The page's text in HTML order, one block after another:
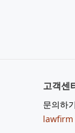
고객센
문의하기
lawfirm